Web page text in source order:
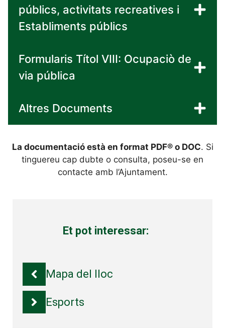
públics, activitats recreatives i
Establiments públics
Formularis Títol VIII: Ocupaciò de
via pública
Altres Documents
La documentació està en format PDF® o DOC. Si
tinguereu cap dubte o consulta, poseu-se en
contacte amb l’Ajuntament.
Et pot interessar:
Mapa del lloc
Esports